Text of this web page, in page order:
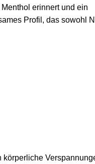
erinnert und ein
Profil, das sowohl